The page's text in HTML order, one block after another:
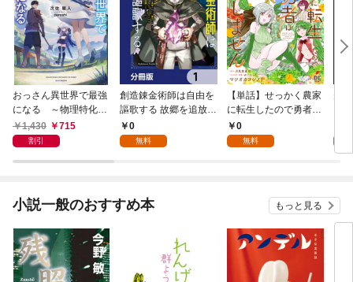
おっさん異世界で最強
になる ～物理特化の
覚醒者～
1,430 715
割引
創造錬金術師は自由を
謳歌する 故郷を追放さ
れたら、魔王のお膝元
で超絶効果のマジック
0
無料
【単話】せっかく農家
に転生したので勇者は
目指しません【第1
話】
0
無料
小説一般のおすすめ本 もっと見る